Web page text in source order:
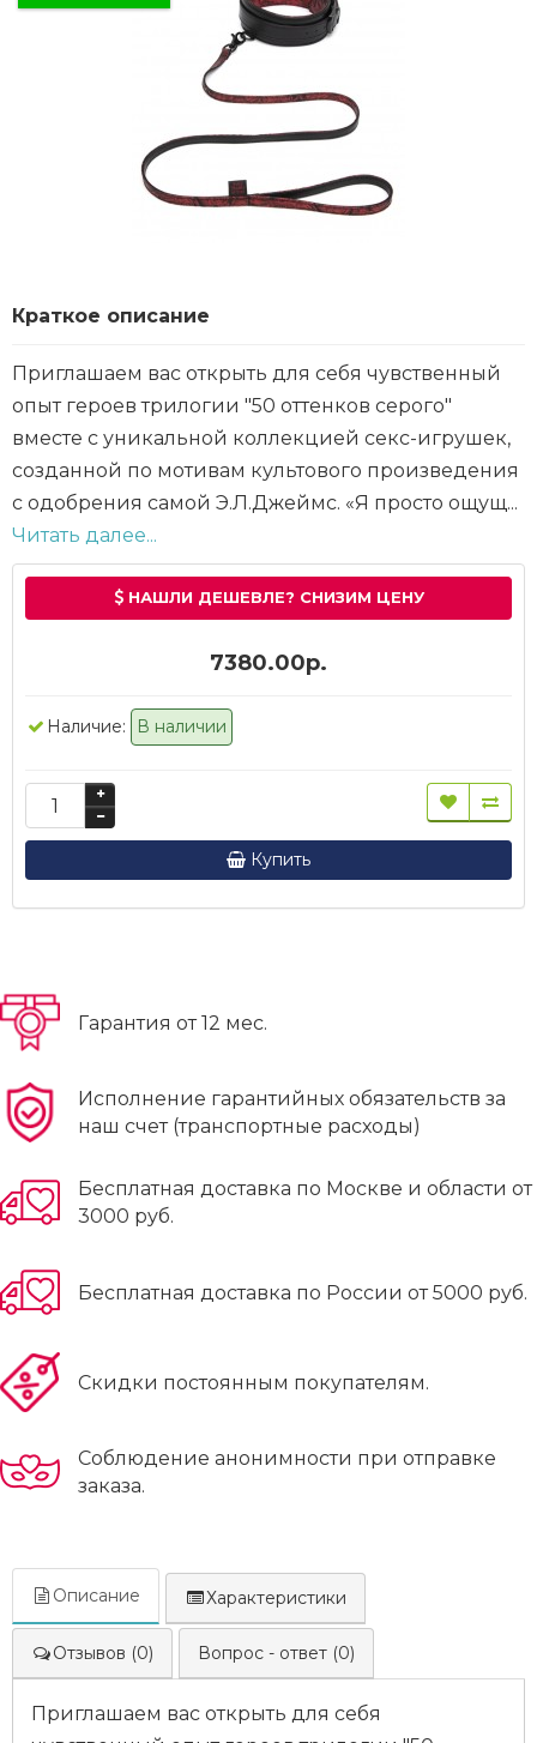
Краткое описание
Приглашаем вас открыть для себя чувственный
опыт героев трилогии "50 оттенков серого"
вместе с уникальной коллекцией секс-игрушек,
созданной по мотивам культового произведения
с одобрения самой Э.Л.Джеймс. «Я просто ощущ...
Читать далее...
НАШЛИ ДЕШЕВЛЕ? СНИЗИМ ЦЕНУ
7380.00р.
Наличие: В наличии
Купить
Гарантия от 12 мес.
Исполнение гарантийных обязательств за
наш счет (транспортные расходы)
Бесплатная доставка по Москве и области от
3000 руб.
Бесплатная доставка по России от 5000 руб.
Скидки постоянным покупателям.
Соблюдение анонимности при отправке
заказа.
Описание Характеристики
Отзывов (0) Вопрос - ответ (0)
Приглашаем вас открыть для себя